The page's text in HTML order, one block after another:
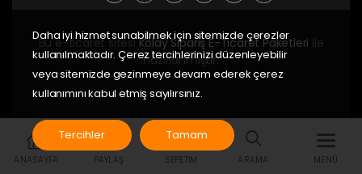
Bu e-ticaret sitesiKolay Sipariş E-Ticaret Paketleri ile
hazırlanmıştır.
ANASAYFA PAYLAŞ SEPETIM ARAMA MENÜ
Daha iyi hizmet sunabilmek için sitemizde çerezler
kullanılmaktadır. Çerez tercihlerinizi düzenleyebilir
veya sitemizde gezinmeye devam ederek çerez
kullanımını kabul etmiş sayılırsınız.
Tercihler Tamam